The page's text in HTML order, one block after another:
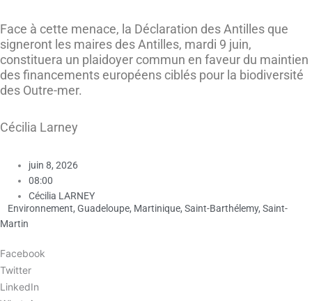
Face à cette menace, la Déclaration des Antilles que
signeront les maires des Antilles, mardi 9 juin,
constituera un plaidoyer commun en faveur du maintien
des financements européens ciblés pour la biodiversité
des Outre-mer.
Cécilia Larney
juin 8, 2026
08:00
Cécilia LARNEY
Environnement, Guadeloupe, Martinique, Saint-Barthélemy, Saint-
Martin
Facebook
Twitter
LinkedIn